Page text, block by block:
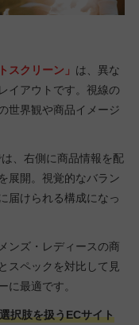
スクリーン」 は、異な
イアウトです。視線の
世界観や商品イメージ
は、右側に商品情報を配
展開。視覚的なバラン
届けられる構成になっ
ンズ・レディースの商
スペックを対比して見
に最適です。
択肢を扱うECサイト